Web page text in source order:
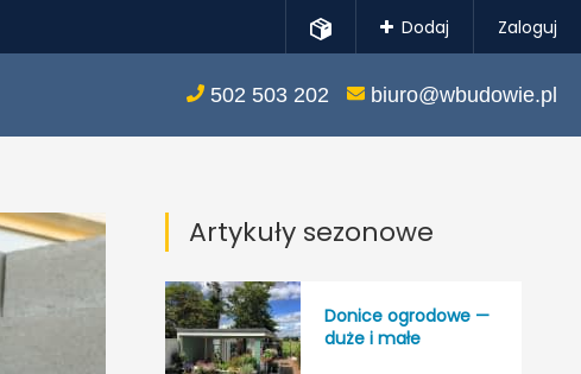
Dodaj Zaloguj
502 503 202 biuro@wbudowie.pl
Artykuły sezonowe
Donice ogrodowe —
duże i małe